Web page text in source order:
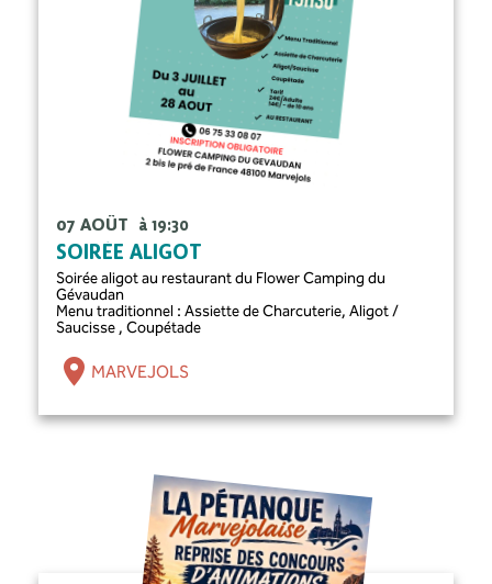
07 AOÛT à 19:30
SOIRÉE ALIGOT
Soirée aligot au restaurant du Flower Camping du
Gévaudan
Menu traditionnel : Assiette de Charcuterie, Aligot /
Saucisse , Coupétade
MARVEJOLS